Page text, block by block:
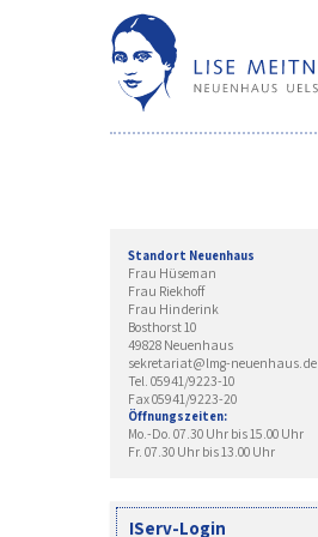
Standort Neuenhaus
Frau Hüseman
Frau Riekhoff
Frau Hinderink
Bosthorst 10
49828 Neuenhaus
sekretariat@lmg-neuenhaus.de
Tel. 05941/9223-10
Fax 05941/9223-20
Öffnungszeiten:
Mo.-Do. 07.30 Uhr bis 15.00 Uhr
Fr. 07.30 Uhr bis 13.00 Uhr
IServ-Login